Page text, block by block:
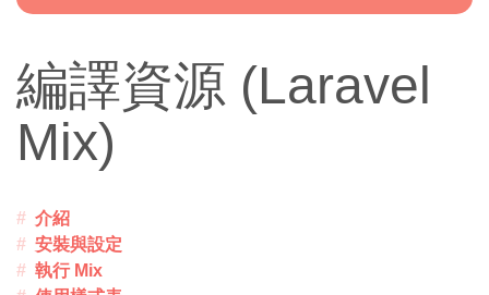
編譯資源 (Laravel
Mix)
介紹
安裝與設定
執行 Mix